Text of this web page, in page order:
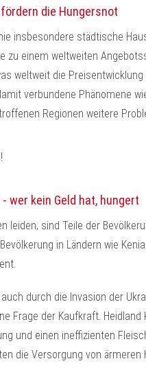
die Hungersnot
insbesondere städtische
zu einem weltweiten
weltweit die
verbundene Phänomene
Regionen weitere
wer kein Geld hat, hungert
leiden, sind Teile der
in Ländern wie
durch die Invasion der
Frage der Kaufkraft.
und einen ineffizienten
die Versorgung von ärmeren